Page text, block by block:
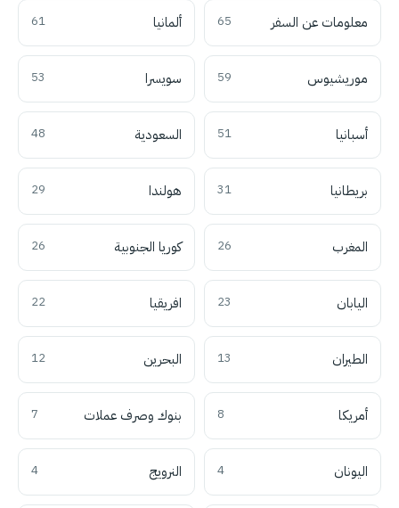
معلومات عن السفر 65 ألمانيا 61
موريشيوس 59 سويسرا 53
أسبانيا 51 السعودية 48
بريطانيا 31 هولندا 29
المغرب 26 كوريا الجنوبية 26
اليابان 23 افريقيا 22
الطيران 13 البحرين 12
أمريكا 8 بنوك وصرف عملات 7
اليونان 4 النرويج 4